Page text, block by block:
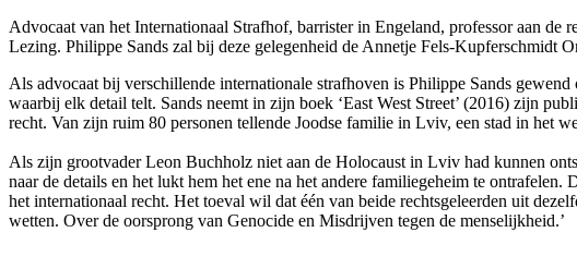
Advocaat van het Internationaal Strafhof, barrister in Engeland, professor aan
Lezing. Philippe Sands zal bij deze gelegenheid de Annetje Fels-Kupferschmidt
Als advocaat bij verschillende internationale strafhoven is Philippe Sands
waarbij elk detail telt. Sands neemt in zijn boek ‘East West Street’ (2016) zijn
recht. Van zijn ruim 80 personen tellende Joodse familie in Lviv, een stad in het
Als zijn grootvader Leon Buchholz niet aan de Holocaust in Lviv had kunnen
naar de details en het lukt hem het ene na het andere familiegeheim te ontrafelen.
het internationaal recht. Het toeval wil dat één van beide rechtsgeleerden uit
wetten. Over de oorsprong van Genocide en Misdrijven tegen de menselijkheid.’